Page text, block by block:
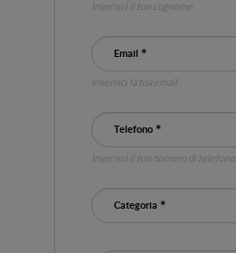
Inserisci il tuo cognome
Email
Inserisci la tua email
Telefono
Inserisci il tuo numero di telefono
Categoria